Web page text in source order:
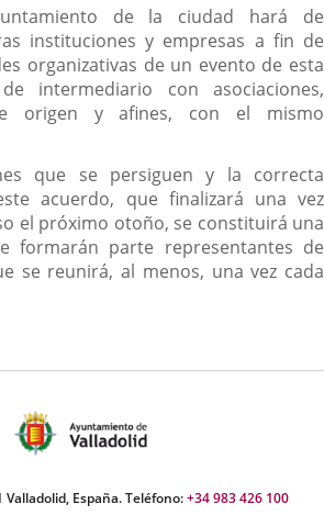
de la ciudad hará de
instituciones y empresas a fin de
organizativas de un evento de esta
intermediario con asociaciones,
origen y afines, con el mismo
que se persiguen y la correcta
acuerdo, que finalizará una vez
el próximo otoño, se constituirá una
formarán parte representantes de
se reunirá, al menos, una vez cada
Valladolid, España. Teléfono:+34 983 426 100